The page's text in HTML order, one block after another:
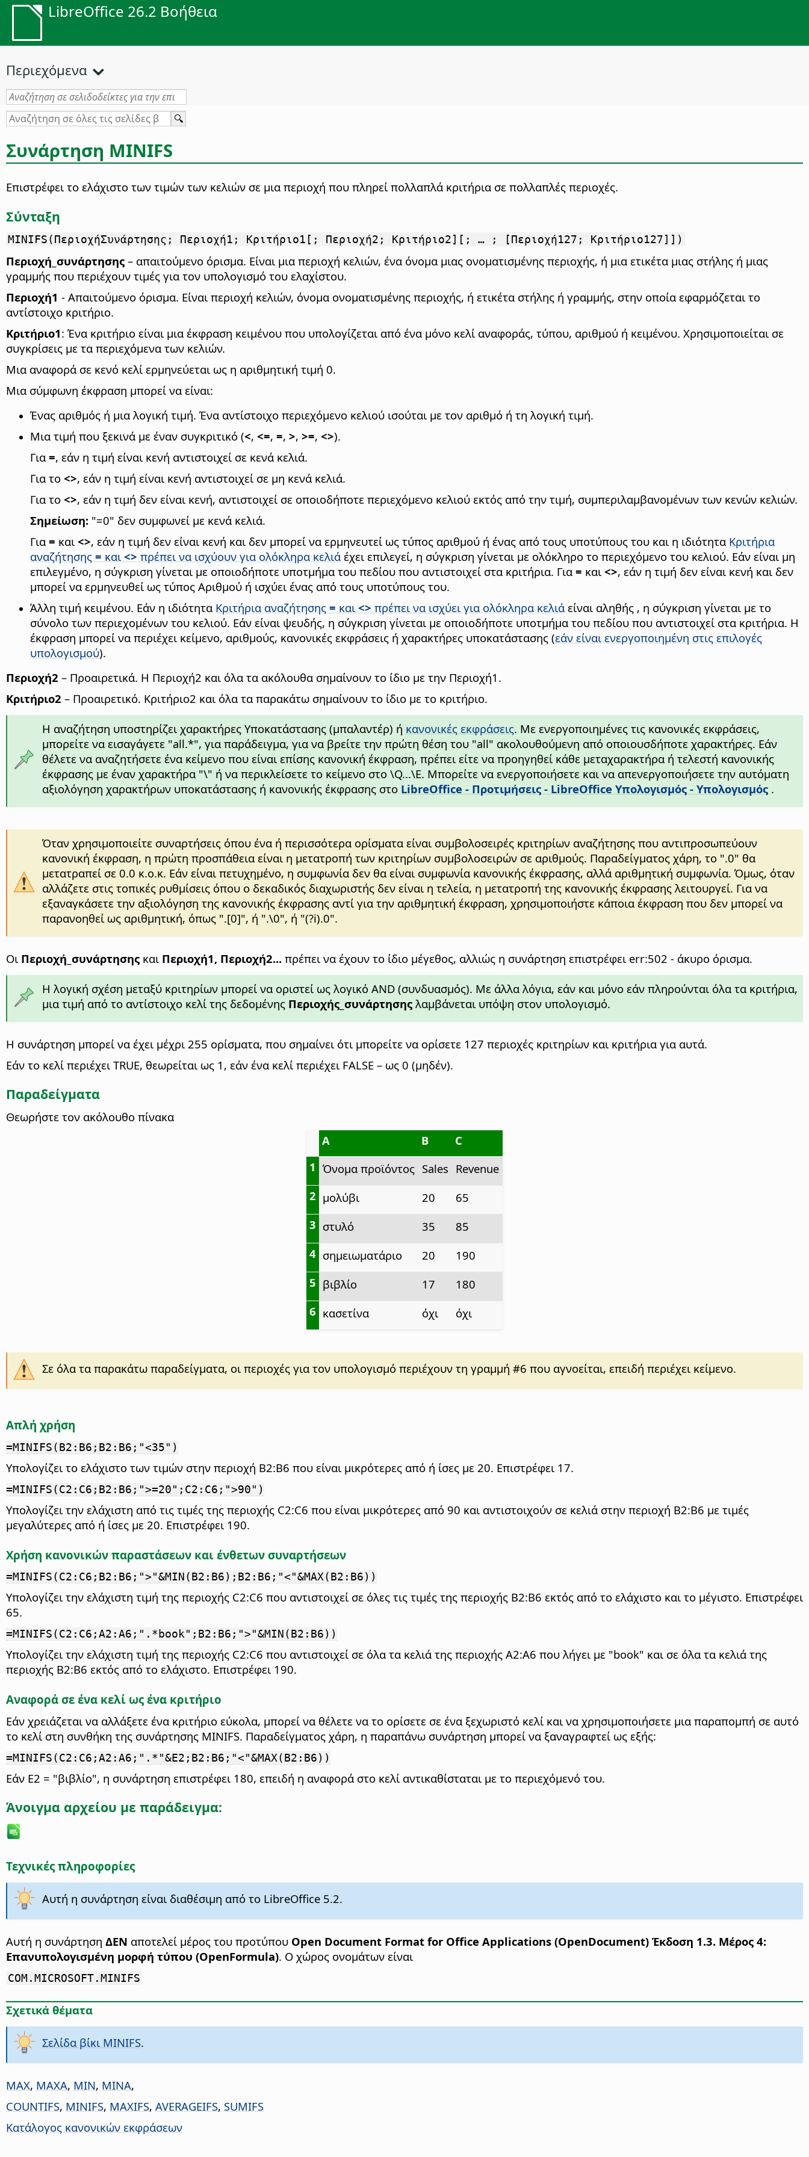
LibreOffice 26.2 Βοήθεια
Περιεχόμενα
Συνάρτηση MINIFS
Επιστρέφει το ελάχιστο των τιμών των κελιών σε μια περιοχή που πληρεί πολλαπλά κριτήρια σε πολλαπλές περιοχές.
Σύνταξη
MINIFS(ΠεριοχήΣυνάρτησης; Περιοχή1; Κριτήριο1[; Περιοχή2; Κριτήριο2][; … ; [Περιοχή127; Κριτήριο127]])
Περιοχή_συνάρτησης – απαιτούμενο όρισμα. Είναι μια περιοχή κελιών, ένα όνομα μιας ονοματισμένης περιοχής, ή μια ετικέτα μιας στήλης ή μιας
γραμμής που περιέχουν τιμές για τον υπολογισμό του ελαχίστου.
Περιοχή1 - Απαιτούμενο όρισμα. Είναι περιοχή κελιών, όνομα ονοματισμένης περιοχής, ή ετικέτα στήλης ή γραμμής, στην οποία εφαρμόζεται το
αντίστοιχο κριτήριο.
Κριτήριο1: Ένα κριτήριο είναι μια έκφραση κειμένου που υπολογίζεται από ένα μόνο κελί αναφοράς, τύπου, αριθμού ή κειμένου. Χρησιμοποιείται σε
συγκρίσεις με τα περιεχόμενα των κελιών.
Μια αναφορά σε κενό κελί ερμηνεύεται ως η αριθμητική τιμή 0.
Μια σύμφωνη έκφραση μπορεί να είναι:
Ένας αριθμός ή μια λογική τιμή. Ένα αντίστοιχο περιεχόμενο κελιού ισούται με τον αριθμό ή τη λογική τιμή.
Μια τιμή που ξεκινά με έναν συγκριτικό (<, <=, =, >, >=, <>).
Για =, εάν η τιμή είναι κενή αντιστοιχεί σε κενά κελιά.
Για το <>, εάν η τιμή είναι κενή αντιστοιχεί σε μη κενά κελιά.
Για το <>, εάν η τιμή δεν είναι κενή, αντιστοιχεί σε οποιοδήποτε περιεχόμενο κελιού εκτός από την τιμή, συμπεριλαμβανομένων των κενών κελιών.
Σημείωση: "=0" δεν συμφωνεί με κενά κελιά.
Για = και <>, εάν η τιμή δεν είναι κενή και δεν μπορεί να ερμηνευτεί ως τύπος αριθμού ή ένας από τους υποτύπους του και η ιδιότητα Κριτήρια
αναζήτησης = και <> πρέπει να ισχύουν για ολόκληρα κελιά έχει επιλεγεί, η σύγκριση γίνεται με ολόκληρο το περιεχόμενο του κελιού. Εάν είναι μη
επιλεγμένο, η σύγκριση γίνεται με οποιοδήποτε υποτμήμα του πεδίου που αντιστοιχεί στα κριτήρια. Για = και <>, εάν η τιμή δεν είναι κενή και δεν
μπορεί να ερμηνευθεί ως τύπος Αριθμού ή ισχύει ένας από τους υποτύπους του.
Άλλη τιμή κειμένου. Εάν η ιδιότητα Κριτήρια αναζήτησης = και <> πρέπει να ισχύει για ολόκληρα κελιά είναι αληθής , η σύγκριση γίνεται με το
σύνολο των περιεχομένων του κελιού. Εάν είναι ψευδής, η σύγκριση γίνεται με οποιοδήποτε υποτμήμα του πεδίου που αντιστοιχεί στα κριτήρια. Η
έκφραση μπορεί να περιέχει κείμενο, αριθμούς, κανονικές εκφράσεις ή χαρακτήρες υποκατάστασης (εάν είναι ενεργοποιημένη στις επιλογές
υπολογισμού).
Περιοχή2 – Προαιρετικά. Η Περιοχή2 και όλα τα ακόλουθα σημαίνουν το ίδιο με την Περιοχή1.
Κριτήριο2 – Προαιρετικό. Κριτήριο2 και όλα τα παρακάτω σημαίνουν το ίδιο με το κριτήριο.
Η αναζήτηση υποστηρίζει χαρακτήρες Υποκατάστασης (μπαλαντέρ) ή κανονικές εκφράσεις. Με ενεργοποιημένες τις κανονικές εκφράσεις,
μπορείτε να εισαγάγετε "all.*", για παράδειγμα, για να βρείτε την πρώτη θέση του "all" ακολουθούμενη από οποιουσδήποτε χαρακτήρες. Εάν
θέλετε να αναζητήσετε ένα κείμενο που είναι επίσης κανονική έκφραση, πρέπει είτε να προηγηθεί κάθε μεταχαρακτήρα ή τελεστή κανονικής
έκφρασης με έναν χαρακτήρα "\" ή να περικλείσετε το κείμενο στο \Q...\E. Μπορείτε να ενεργοποιήσετε και να απενεργοποιήσετε την αυτόματη
αξιολόγηση χαρακτήρων υποκατάστασης ή κανονικής έκφρασης στο LibreOffice - Προτιμήσεις- LibreOffice Υπολογισμός - Υπολογισμός.
Όταν χρησιμοποιείτε συναρτήσεις όπου ένα ή περισσότερα ορίσματα είναι συμβολοσειρές κριτηρίων αναζήτησης που αντιπροσωπεύουν
κανονική έκφραση, η πρώτη προσπάθεια είναι η μετατροπή των κριτηρίων συμβολοσειρών σε αριθμούς. Παραδείγματος χάρη, το ".0" θα
μετατραπεί σε 0.0 κ.ο.κ. Εάν είναι πετυχημένο, η συμφωνία δεν θα είναι συμφωνία κανονικής έκφρασης, αλλά αριθμητική συμφωνία. Όμως, όταν
αλλάζετε στις τοπικές ρυθμίσεις όπου ο δεκαδικός διαχωριστής δεν είναι η τελεία, η μετατροπή της κανονικής έκφρασης λειτουργεί. Για να
εξαναγκάσετε την αξιολόγηση της κανονικής έκφρασης αντί για την αριθμητική έκφραση, χρησιμοποιήστε κάποια έκφραση που δεν μπορεί να
παρανοηθεί ως αριθμητική, όπως ".[0]", ή ".\0", ή "(?i).0".
Οι Περιοχή_συνάρτησης και Περιοχή1, Περιοχή2... πρέπει να έχουν το ίδιο μέγεθος, αλλιώς η συνάρτηση επιστρέφει err:502 - άκυρο όρισμα.
Η λογική σχέση μεταξύ κριτηρίων μπορεί να οριστεί ως λογικό AND (συνδυασμός). Με άλλα λόγια, εάν και μόνο εάν πληρούνται όλα τα κριτήρια,
μια τιμή από το αντίστοιχο κελί της δεδομένης Περιοχής_συνάρτησηςλαμβάνεται υπόψη στον υπολογισμό.
Η συνάρτηση μπορεί να έχει μέχρι 255 ορίσματα, που σημαίνει ότι μπορείτε να ορίσετε 127 περιοχές κριτηρίων και κριτήρια για αυτά.
Εάν το κελί περιέχει TRUE, θεωρείται ως 1, εάν ένα κελί περιέχει FALSE – ως 0 (μηδέν).
Παραδείγματα
Θεωρήστε τον ακόλουθο πίνακα
A
B
C
1 Όνομα προϊόντος Sales Revenue
2 μολύβι 20
65
3 στυλό 35
85
4 σημειωματάριο 20
190
5 βιβλίο 17
180
6 κασετίνα όχι όχι
Σε όλα τα παρακάτω παραδείγματα, οι περιοχές για τον υπολογισμό περιέχουν τη γραμμή #6 που αγνοείται, επειδή περιέχει κείμενο.
Απλή χρήση
=MINIFS(B2:B6;B2:B6;"<35")
Υπολογίζει το ελάχιστο των τιμών στην περιοχή B2:B6 που είναι μικρότερες από ή ίσες με 20. Επιστρέφει 17.
=MINIFS(C2:C6;B2:B6;">=20";C2:C6;">90")
Υπολογίζει την ελάχιστη από τις τιμές της περιοχής C2:C6 που είναι μικρότερες από 90 και αντιστοιχούν σε κελιά στην περιοχή B2:B6 με τιμές
μεγαλύτερες από ή ίσες με 20. Επιστρέφει 190.
Χρήση κανονικών παραστάσεων και ένθετων συναρτήσεων
=MINIFS(C2:C6;B2:B6;">"&MIN(B2:B6);B2:B6;"<"&MAX(B2:B6))
Υπολογίζει την ελάχιστη τιμή της περιοχής C2:C6 που αντιστοιχεί σε όλες τις τιμές της περιοχής B2:B6 εκτός από το ελάχιστο και το μέγιστο. Επιστρέφει
65.
=MINIFS(C2:C6;A2:A6;".*book";B2:B6;">"&MIN(B2:B6))
Υπολογίζει την ελάχιστη τιμή της περιοχής C2:C6 που αντιστοιχεί σε όλα τα κελιά της περιοχής A2:A6 που λήγει με "book" και σε όλα τα κελιά της
περιοχής B2:B6 εκτός από το ελάχιστο. Επιστρέφει 190.
Αναφορά σε ένα κελί ως ένα κριτήριο
Εάν χρειάζεται να αλλάξετε ένα κριτήριο εύκολα, μπορεί να θέλετε να το ορίσετε σε ένα ξεχωριστό κελί και να χρησιμοποιήσετε μια παραπομπή σε αυτό
το κελί στη συνθήκη της συνάρτησης MINIFS. Παραδείγματος χάρη, η παραπάνω συνάρτηση μπορεί να ξαναγραφτεί ως εξής:
=MINIFS(C2:C6;A2:A6;".*"&E2;B2:B6;"<"&MAX(B2:B6))
Εάν E2 = "βιβλίο", η συνάρτηση επιστρέφει 180, επειδή η αναφορά στο κελί αντικαθίσταται με το περιεχόμενό του.
Άνοιγμα αρχείου με παράδειγμα:
Τεχνικές πληροφορίες
Αυτή η συνάρτηση είναι διαθέσιμη από το LibreOffice 5.2.
Αυτή η συνάρτηση ΔΕΝ αποτελεί μέρος του προτύπου Open Document Format for Office Applications (OpenDocument) Έκδοση 1.3. Μέρος 4:
Επανυπολογισμένη μορφή τύπου (OpenFormula). Ο χώρος ονομάτων είναι
COM.MICROSOFT.MINIFS
Σχετικά θέματα
Σελίδα βίκι MINIFS.
MAX, MAXA, MIN, MINA,
COUNTIFS, MINIFS, MAXIFS, AVERAGEIFS, SUMIFS
Κατάλογος κανονικών εκφράσεων